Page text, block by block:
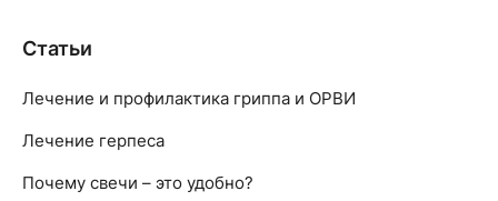
Статьи
Лечение и профилактика гриппа и ОРВИ
Лечение герпеса
Почему свечи – это удобно?